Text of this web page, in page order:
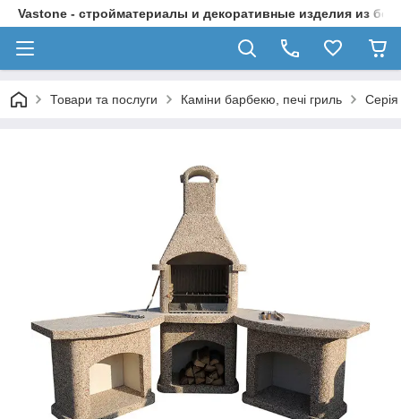
Vastone - стройматериалы и декоративные изделия из
Товари та послуги Каміни барбекю, печі гриль Серія